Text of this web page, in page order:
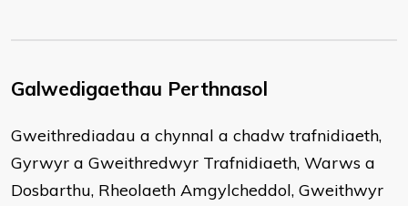
Galwedigaethau Perthnasol
Gweithrediadau a chynnal a chadw trafnidiaeth,
Gyrwyr a Gweithredwyr Trafnidiaeth, Warws a
Dosbarthu, Rheolaeth Amgylcheddol, Gweithwyr